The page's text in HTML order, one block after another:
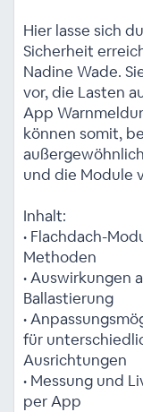
Hier lasse sich
Sicherheit
Nadine Wade.
vor, die Lasten
App
können somit,
und die Module
Inhalt:
• Flachdach-
Methoden
• Auswirkungen
Ballastierung
•
für
Ausrichtungen
• Messung und
per App